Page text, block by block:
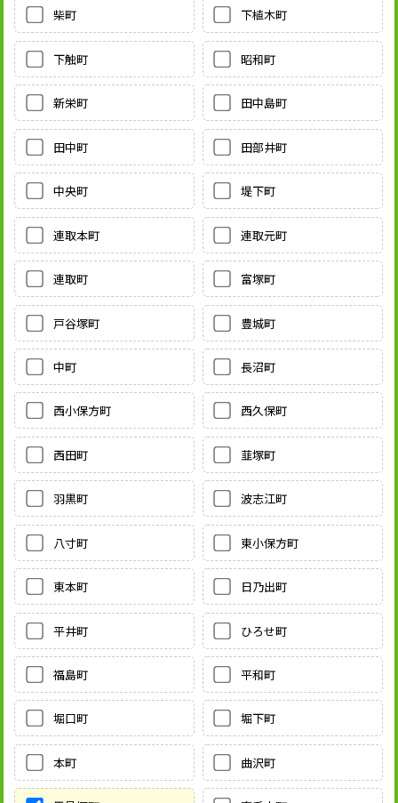
柴町 下植木町
下触町 昭和町
新栄町 田中島町
田中町 田部井町
中央町 堤下町
連取本町 連取元町
連取町 富塚町
戸谷塚町 豊城町
中町 長沼町
西小保方町 西久保町
西田町 韮塚町
羽黒町 波志江町
八寸町 東小保方町
東本町 日乃出町
平井町 ひろせ町
福島町 平和町
堀口町 堀下町
本町 曲沢町